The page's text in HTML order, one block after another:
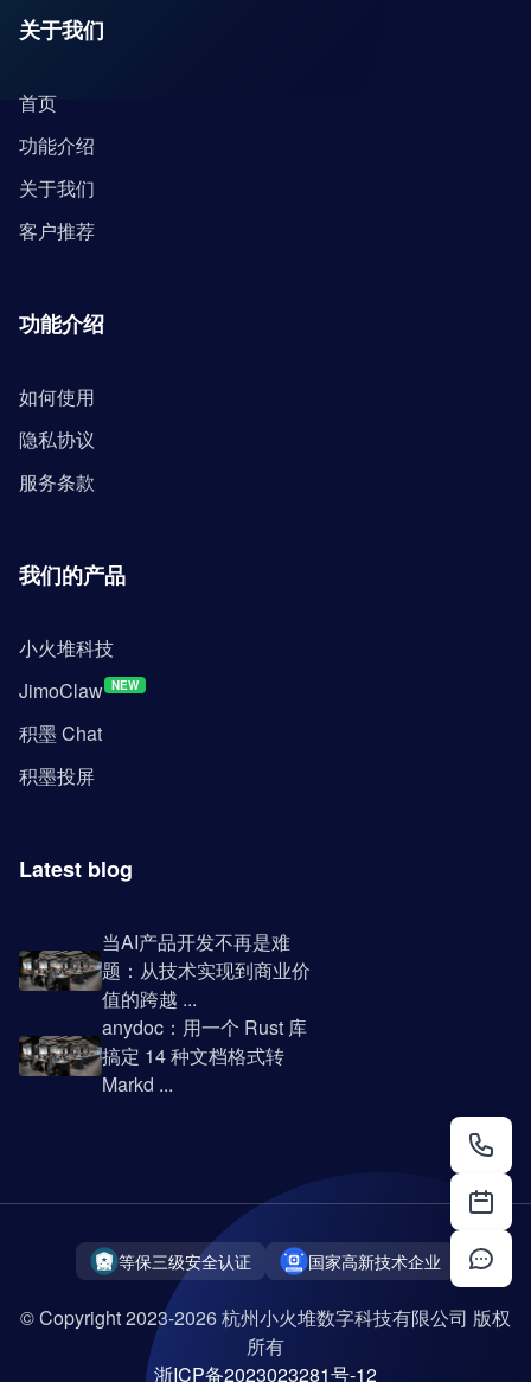
关于我们
首页
功能介绍
关于我们
客户推荐
功能介绍
如何使用
隐私协议
服务条款
我们的产品
小火堆科技
JimoClaw NEW
积墨 Chat
积墨投屏
Latest blog
当AI产品开发不再是难
题：从技术实现到商业价
值的跨越 ...
anydoc：用一个 Rust 库
搞定 14 种文档格式转
Markd ...
等保三级安全认证 国家高新技术企业
© Copyright 2023-2026 杭州小火堆数字科技有限公司 版权
所有
浙ICP备2023023281号-12